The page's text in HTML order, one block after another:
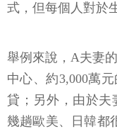
式，但每個人對於
舉例來說，A夫妻
中心、約3,000萬
貸；另外，由於夫
幾趟歐美、日韓都